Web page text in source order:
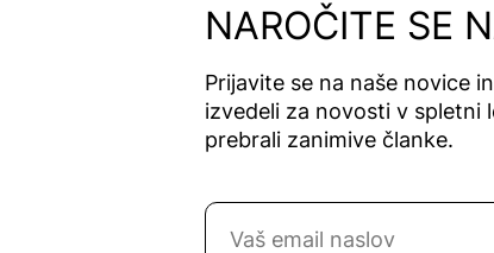
NAROČITE SE
Prijavite se na naše novice
izvedeli za novosti v spletni
prebrali zanimive članke.
Naročite se na novice